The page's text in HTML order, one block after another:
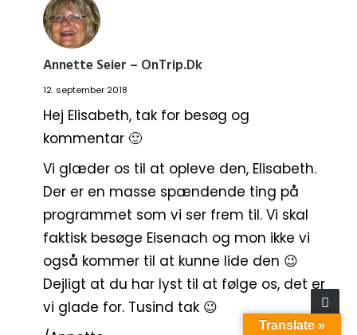
Annette Seier – OnTrip.dk
12. september 2018
Hej Elisabeth, tak for besøg og
kommentar 🙂
Vi glæder os til at opleve den, Elisabeth.
Der er en masse spændende ting på
programmet som vi ser frem til. Vi skal
faktisk besøge Eisenach og mon ikke vi
også kommer til at kunne lide den 😉
Dejligt at du har lyst til at følge os, det er
vi glade for. Tusind tak 😉
Translate »